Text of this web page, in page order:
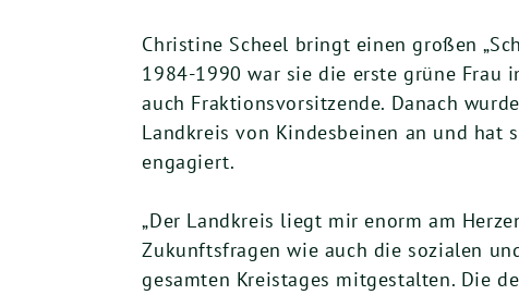
Christine Scheel bringt einen großen
1984-1990 war sie die erste grüne Frau
auch Fraktionsvorsitzende. Danach
Landkreis von Kindesbeinen an und
engagiert.
„Der Landkreis liegt mir enorm am
Zukunftsfragen wie auch die sozialen
gesamten Kreistages mitgestalten. Die